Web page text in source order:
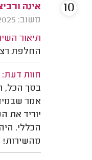
אינה
משוב: 15/12/2025
תיאור
החלפת
חוות דעת:
בסך הכל,
אמר
יוריד את
הכללי.
מהשירות!
10